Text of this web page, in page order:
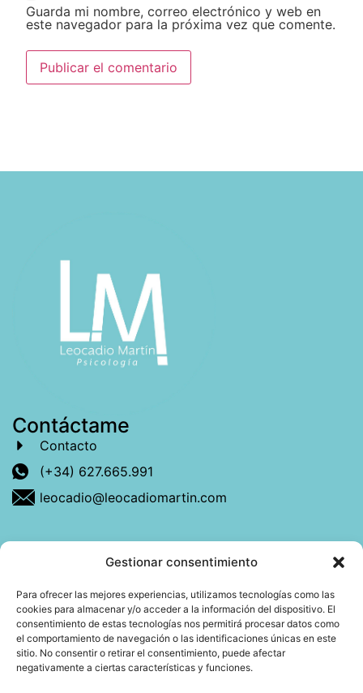
Gestionar consentimiento
Para ofrecer las mejores experiencias, utilizamos tecnologías como las
cookies para almacenar y/o acceder a la información del dispositivo. El
consentimiento de estas tecnologías nos permitirá procesar datos como
el comportamiento de navegación o las identificaciones únicas en este
sitio. No consentir o retirar el consentimiento, puede afectar
negativamente a ciertas características y funciones.
Guarda mi nombre, correo electrónico y web en
este navegador para la próxima vez que comente.
Contáctame
Contacto
(+34) 627.665.991
leocadio@leocadiomartin.com
Descubre más sobre mí
Mi libro: La felicidad: qué ayuda y qué no.
Blog: Reflexiones que conectan
Agendar cita